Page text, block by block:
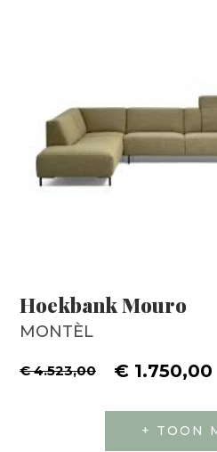
Hoekbank Mouro
MONTÈL
€ 4.523,00 € 1.750,00
+ TOON